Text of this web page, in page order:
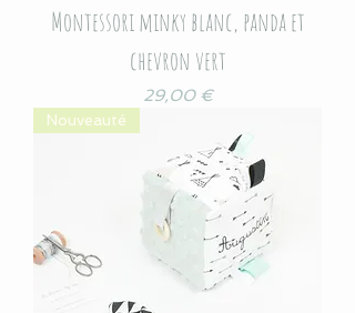
Montessori minky blanc, panda et
chevron vert
Prix
29,00 €
Nouveauté